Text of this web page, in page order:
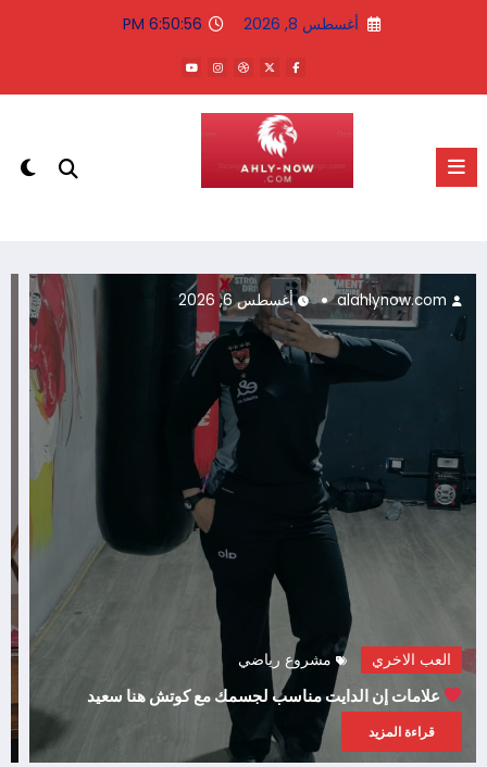
أغسطس 8, 2026 6:50:56 PM
العب الاخري مشروع رياضي
علامات إن الدايت مناسب لجسمك مع كوتش هنا سعيد
قراءة المزيد
alahlynow.com أغسطس 6, 2026